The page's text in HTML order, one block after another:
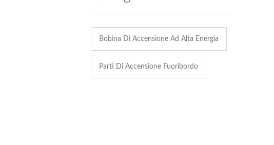
Bobina Di Accensione Ad Alta Energia
Parti Di Accensione Fuoribordo